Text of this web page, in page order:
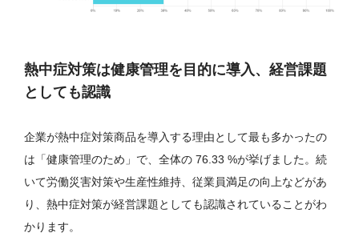
熱中症対策は健康管理を目的に導入、経営課題
としても認識
企業が熱中症対策商品を導入する理由として最も多かったの
は「健康管理のため」で、全体の 76.33 %が挙げました。続
いて労働災害対策や生産性維持、従業員満足の向上などがあ
り、熱中症対策が経営課題としても認識されていることがわ
かります。